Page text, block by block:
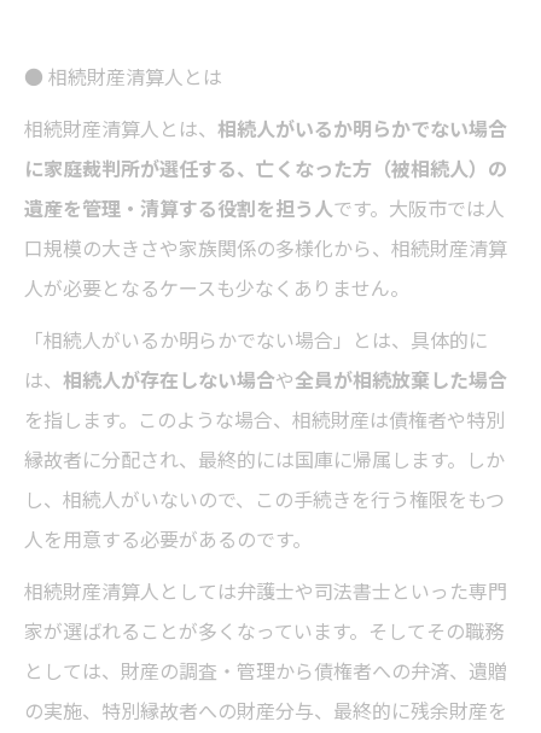
● 相続財産清算人とは
相続財産清算人とは、 相続人がいるか明らかでない場合
に家庭裁判所が選任する、亡くなった方（被相続人）の
遺産を管理・清算する役割を担う人です。大阪市では人
口規模の大きさや家族関係の多様化から、相続財産清算
人が必要となるケースも少なくありません。
「相続人がいるか明らかでない場合」とは、具体的に
は、 相続人が存在しない場合や全員が相続放棄した場合
を指します。このような場合、相続財産は債権者や特別
縁故者に分配され、最終的には国庫に帰属します。しか
し、相続人がいないので、この手続きを行う権限をもつ
人を用意する必要があるのです。
相続財産清算人としては弁護士や司法書士といった専門
家が選ばれることが多くなっています。そしてその職務
としては、財産の調査・管理から債権者への弁済、遺贈
の実施、特別縁故者への財産分与、最終的に残余財産を